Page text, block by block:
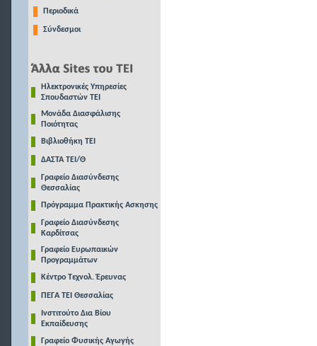
Περιοδικά
Σύνδεσμοι
Ηλεκτρονικές Υπηρεσίες
Σπουδαστών ΤΕΙ
Μονάδα Διασφάλισης
Ποιότητας
Βιβλιοθήκη ΤΕΙ
ΔΑΣΤΑ ΤΕΙ/Θ
Γραφείο Διασύνδεσης
Θεσσαλίας
Πρόγραμμα Πρακτικής Ασκησης
Γραφείο Διασύνδεσης
Καρδίτσας
Γραφείο Ευρωπαικών
Προγραμμάτων
Κέντρο Τεχνολ. Έρευνας
ΠΕΓΑ ΤΕΙ Θεσσαλίας
Ινστιτούτο Δια Βίου
Εκπαίδευσης
Γραφείο Φυσικής Αγωγής